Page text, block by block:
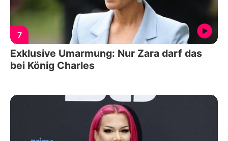
7
Exklusive Umarmung: Nur Zara darf das
bei König Charles